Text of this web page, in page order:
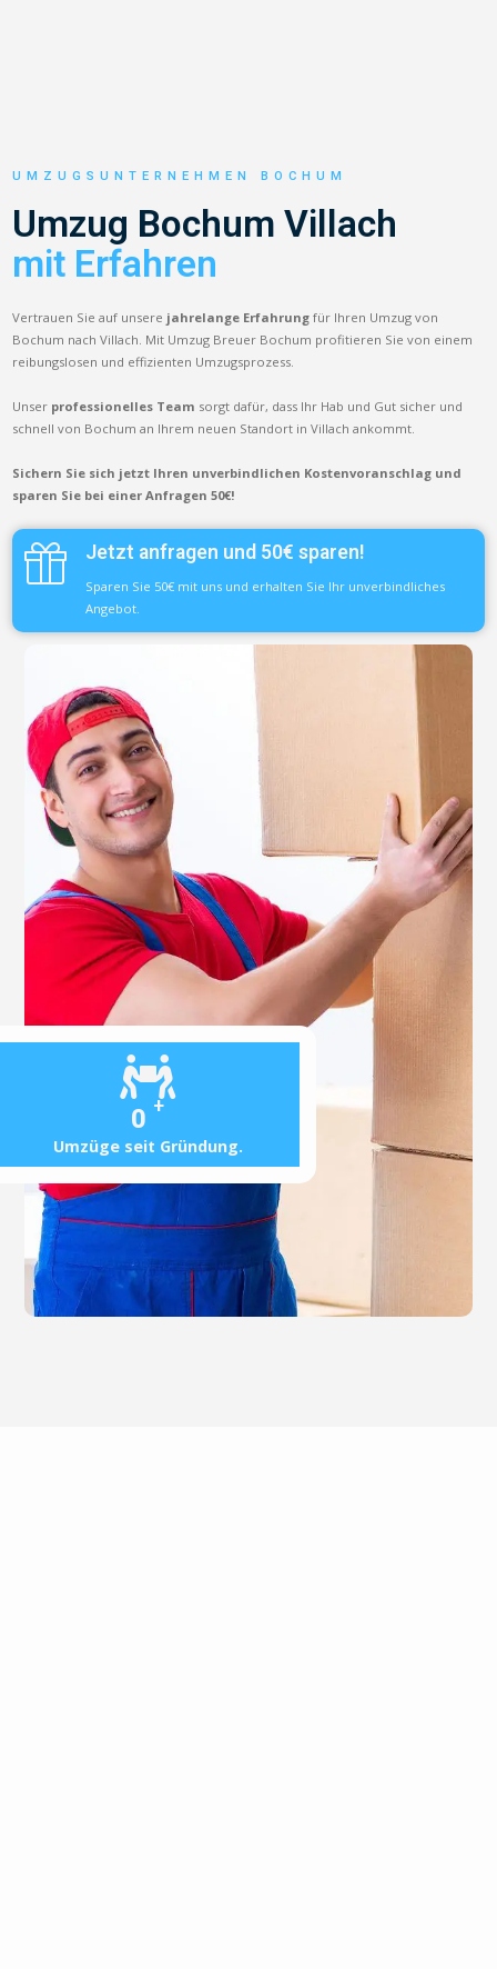
0 +
Umzüge seit Gründung.
UMZUGSUNTERNEHMEN BOCHUM
Umzug Bochum Villach
mit Erfahren
Vertrauen Sie auf unsere jahrelange Erfahrung für Ihren Umzug von
Bochum nach Villach. Mit Umzug Breuer Bochum profitieren Sie von einem
reibungslosen und effizienten Umzugsprozess.
Unser professionelles Team sorgt dafür, dass Ihr Hab und Gut sicher und
schnell von Bochum an Ihrem neuen Standort in Villach ankommt.
Sichern Sie sich jetzt Ihren unverbindlichen Kostenvoranschlag und
sparen Sie bei einer Anfragen 50€!
Jetzt anfragen und 50€ sparen!
Sparen Sie 50€ mit uns und erhalten Sie Ihr unverbindliches
Angebot.